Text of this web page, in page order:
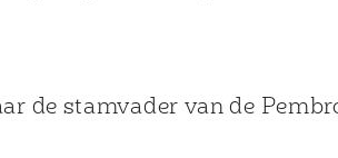
de stamvader van de